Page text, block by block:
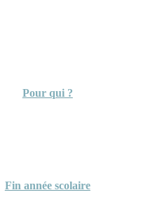
Pour qui ?
Fin année scolaire